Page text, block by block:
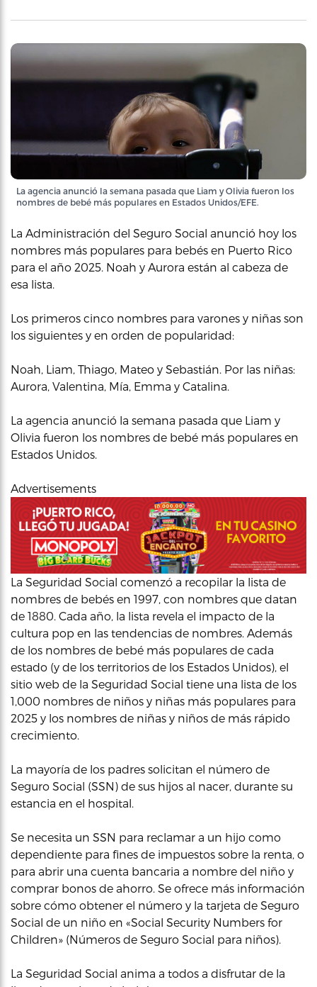
La agencia anunció la semana pasada que Liam y Olivia fueron los
nombres de bebé más populares en Estados Unidos/EFE.
La Administración del Seguro Social anunció hoy los
nombres más populares para bebés en Puerto Rico
para el año 2025. Noah y Aurora están al cabeza de
esa lista.
Los primeros cinco nombres para varones y niñas son
los siguientes y en orden de popularidad:
Noah, Liam, Thiago, Mateo y Sebastián. Por las niñas:
Aurora, Valentina, Mía, Emma y Catalina.
La agencia anunció la semana pasada que Liam y
Olivia fueron los nombres de bebé más populares en
Estados Unidos.
Advertisements
La Seguridad Social comenzó a recopilar la lista de
nombres de bebés en 1997, con nombres que datan
de 1880. Cada año, la lista revela el impacto de la
cultura pop en las tendencias de nombres. Además
de los nombres de bebé más populares de cada
estado (y de los territorios de los Estados Unidos), el
sitio web de la Seguridad Social tiene una lista de los
1,000 nombres de niños y niñas más populares para
2025 y los nombres de niñas y niños de más rápido
crecimiento.
La mayoría de los padres solicitan el número de
Seguro Social (SSN) de sus hijos al nacer, durante su
estancia en el hospital.
Se necesita un SSN para reclamar a un hijo como
dependiente para fines de impuestos sobre la renta, o
para abrir una cuenta bancaria a nombre del niño y
comprar bonos de ahorro. Se ofrece más información
sobre cómo obtener el número y la tarjeta de Seguro
Social de un niño en «Social Security Numbers for
Children» (Números de Seguro Social para niños).
La Seguridad Social anima a todos a disfrutar de la